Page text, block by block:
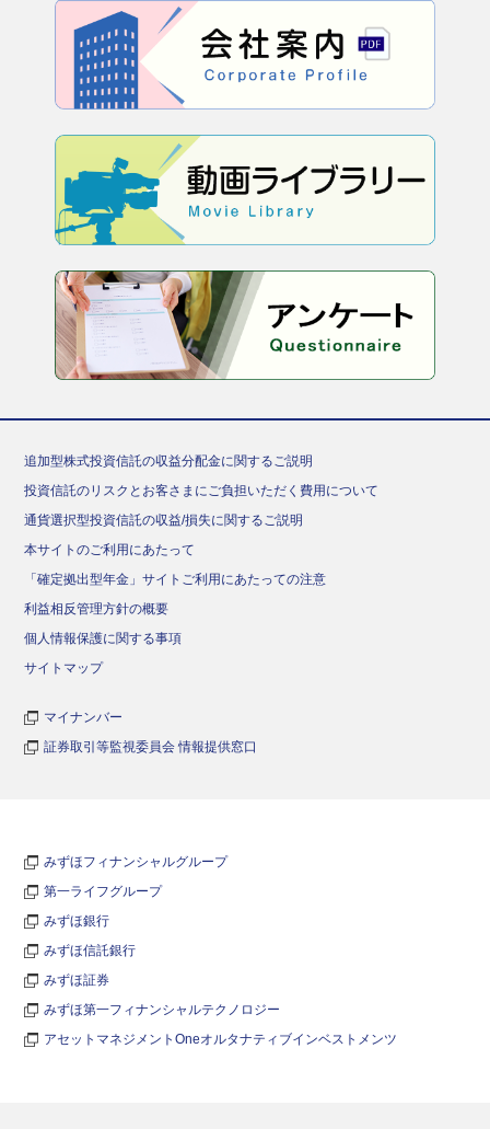
追加型株式投資信託の収益分配金に関するご説明
投資信託のリスクとお客さまにご負担いただく費用について
通貨選択型投資信託の収益/損失に関するご説明
本サイトのご利用にあたって
「確定拠出型年金」サイトご利用にあたっての注意
利益相反管理方針の概要
個人情報保護に関する事項
サイトマップ
マイナンバー
証券取引等監視委員会 情報提供窓口
みずほフィナンシャルグループ
第一ライフグループ
みずほ銀行
みずほ信託銀行
みずほ証券
みずほ第一フィナンシャルテクノロジー
アセットマネジメントOneオルタナティブインベストメンツ